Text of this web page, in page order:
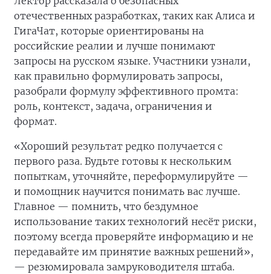
отечественных разработках, таких как Алиса и
ГигаЧат, которые ориентированы на
российские реалии и лучше понимают
запросы на русском языке. Участники узнали,
как правильно формулировать запросы,
разобрали формулу эффективного промта:
роль, контекст, задача, ограничения и
формат.
«Хороший результат редко получается с
первого раза. Будьте готовы к нескольким
попыткам, уточняйте, переформулируйте —
и помощник научится понимать вас лучше.
Главное — помнить, что бездумное
использование таких технологий несёт риски,
поэтому всегда проверяйте информацию и не
передавайте им принятие важных решений»,
— резюмировала замруководителя штаба.